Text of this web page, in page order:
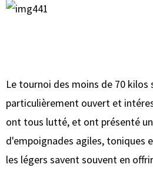
Le tournoi des moins de 70 kilos
particulièrement ouvert et
ont tous lutté, et ont présenté
d'empoignades agiles, toniques
les légers savent souvent en